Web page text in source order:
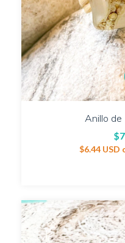
Anillo de
$6.44 USD